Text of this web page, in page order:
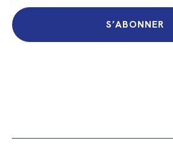
S’ABONNER